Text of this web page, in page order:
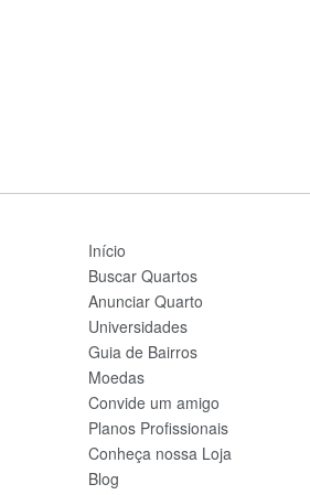
Início
Buscar Quartos
Anunciar Quarto
Universidades
Guia de Bairros
Moedas
Convide um amigo
Planos Profissionais
Conheça nossa Loja
Blog